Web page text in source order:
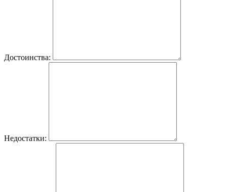
Достоинства:
Недостатки: